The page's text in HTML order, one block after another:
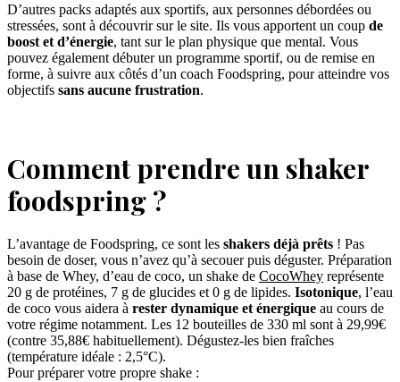
D’autres packs adaptés aux sportifs, aux personnes débordées ou
stressées, sont à découvrir sur le site. Ils vous apportent un coup de
boost et d’énergie, tant sur le plan physique que mental. Vous
pouvez également débuter un programme sportif, ou de remise en
forme, à suivre aux côtés d’un coach Foodspring, pour atteindre vos
objectifs sans aucune frustration.
Comment prendre un shaker
foodspring ?
L’avantage de Foodspring, ce sont les shakers déjà prêts ! Pas
besoin de doser, vous n’avez qu’à secouer puis déguster. Préparation
à base de Whey, d’eau de coco, un shake de CocoWhey représente
20 g de protéines, 7 g de glucides et 0 g de lipides. Isotonique, l’eau
de coco vous aidera à rester dynamique et énergique au cours de
votre régime notamment. Les 12 bouteilles de 330 ml sont à 29,99€
(contre 35,88€ habituellement). Dégustez-les bien fraîches
(température idéale : 2,5°C).
Pour préparer votre propre shake :